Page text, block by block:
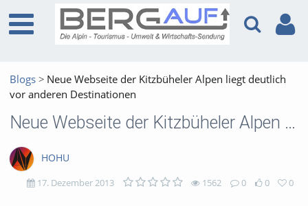
Blogs
Neue Webseite der Kitzbüheler Alpen liegt deutlich
vor anderen Destinationen
Neue Webseite der Kitzbüheler Alpen liegt deutlich vor anderen Destinationen
HOHU
17. Dezember 2013 1562 0 0 0